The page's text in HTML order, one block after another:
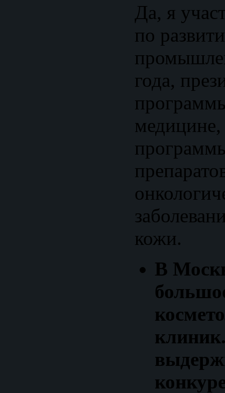
Да, я
по
года,
медицине,
кожи.
В